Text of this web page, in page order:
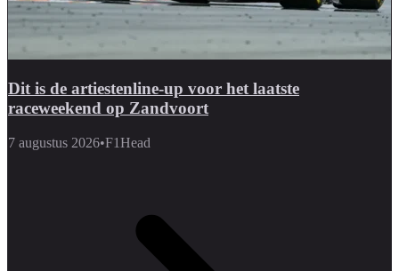
Dit is de artiestenline-up voor het laatste
raceweekend op Zandvoort
7 augustus 2026•F1Head